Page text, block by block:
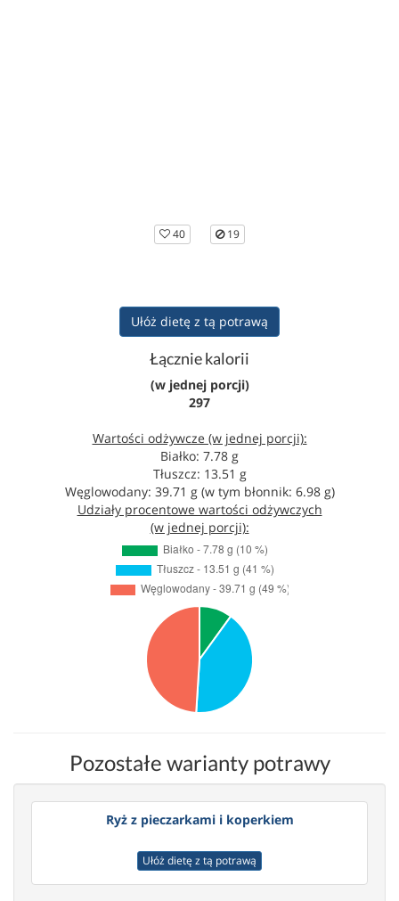
40 19
Ułóż dietę z tą potrawą
Łącznie kalorii
(w jednej porcji)
297
Wartości odżywcze (w jednej porcji):
Białko: 7.78 g
Tłuszcz: 13.51 g
Węglowodany: 39.71 g (w tym błonnik: 6.98 g)
Udziały procentowe wartości odżywczych
(w jednej porcji):
Pozostałe warianty potrawy
Ryż z pieczarkami i koperkiem
Ułóż dietę z tą potrawą